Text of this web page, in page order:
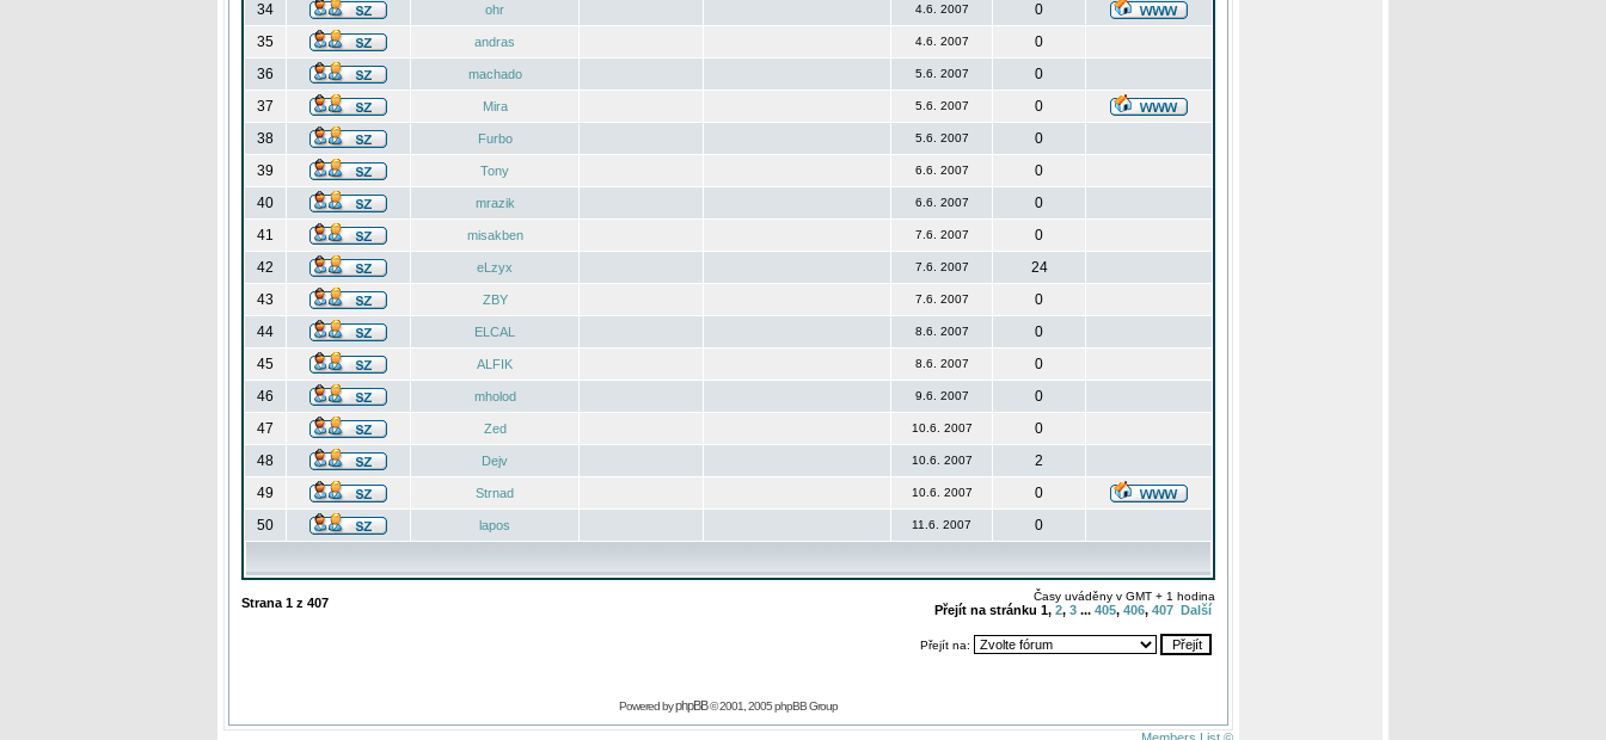
34
ohr 4.6. 2007
0
35
andras 4.6. 2007
0
36
machado 5.6. 2007
0
37
Mira 5.6. 2007
0
38
Furbo 5.6. 2007
0
39
Tony 6.6. 2007
0
40
mrazik 6.6. 2007
0
41
misakben 7.6. 2007
0
42
eLzyx 7.6. 2007
24
43
ZBY 7.6. 2007
0
44
ELCAL 8.6. 2007
0
45
ALFIK 8.6. 2007
0
46
mholod 9.6. 2007
0
47
Zed 10.6. 2007
0
48
Dejv 10.6. 2007
2
49
Strnad 10.6. 2007
0
50
lapos 11.6. 2007 0
Strana 1 z 407 Časy uváděny v GMT + 1 hodina
Přejít na stránku 1, 2, 3 ... 405, 406, 407 Další
Přejít na:
Powered byphpBB© 2001, 2005 phpBB Group